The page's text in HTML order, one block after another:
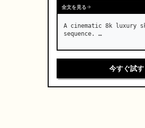
全文を見る
A cinematic 8k luxury
sequence. …
今すぐ試す